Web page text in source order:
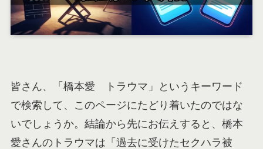
皆さん、「橋本愛 トラウマ」というキーワード
で検索して、このページにたどり着いたのではな
いでしょうか。結論から先にお伝えすると、橋本
愛さんのトラウマは「過去に受けたセクハラ被